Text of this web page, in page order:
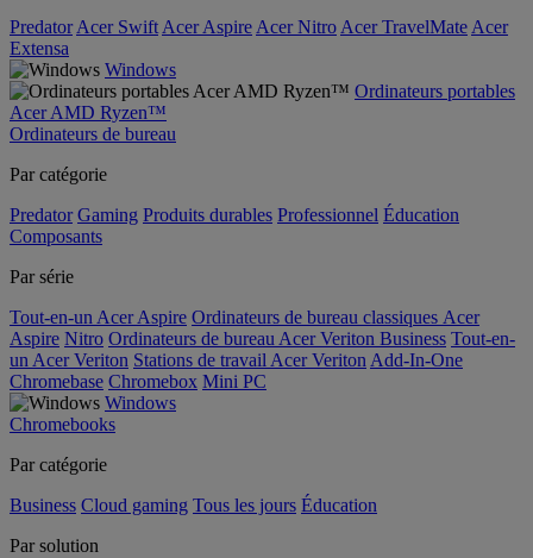
Predator Acer Swift Acer Aspire Acer Nitro Acer TravelMate Acer
Extensa
Windows
Ordinateurs portables
Acer AMD Ryzen™
Ordinateurs de bureau
Par catégorie
Predator Gaming Produits durables Professionnel Éducation
Composants
Par série
Tout-en-un Acer Aspire Ordinateurs de bureau classiques Acer
Aspire Nitro Ordinateurs de bureau Acer Veriton Business Tout-en-
un Acer Veriton Stations de travail Acer Veriton Add-In-One
Chromebase Chromebox Mini PC
Windows
Chromebooks
Par catégorie
Business Cloud gaming Tous les jours Éducation
Par solution